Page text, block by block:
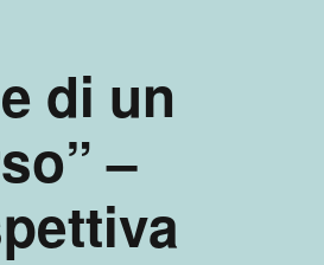
di un
–